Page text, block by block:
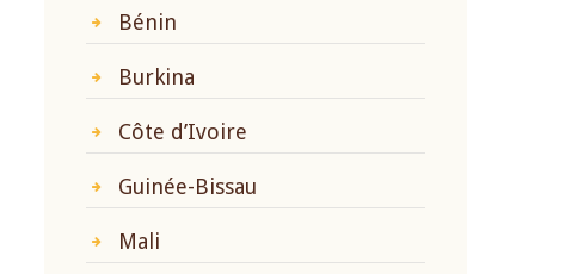
Bénin
Burkina
Côte d’Ivoire
Guinée-Bissau
Mali